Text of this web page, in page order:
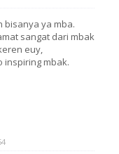
bisanya ya mba.
sangat dari mbak
euy,
inspiring mbak.